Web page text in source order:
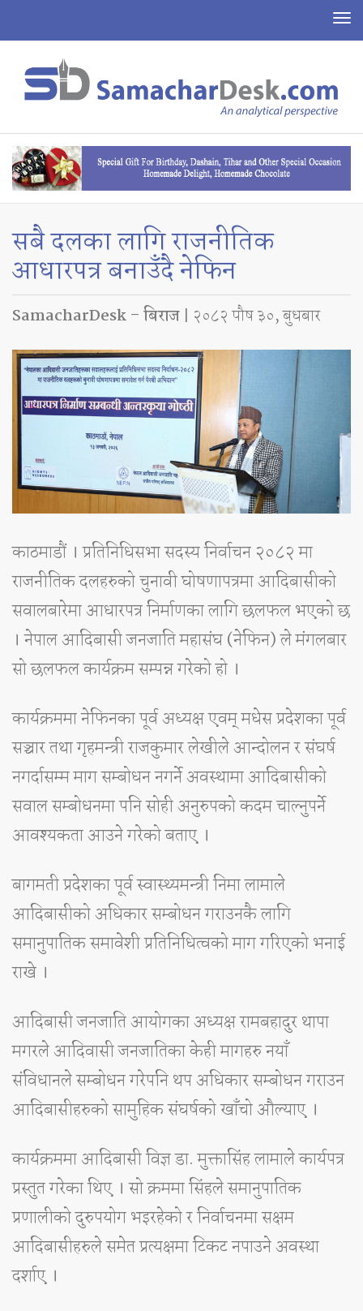
सबै दलका लागि राजनीतिक
आधारपत्र बनाउँदै नेफिन
SamacharDesk – बिराज | २०८२ पौष ३०, बुधबार
काठमाडौं । प्रतिनिधिसभा सदस्य निर्वाचन २०८२ मा
राजनीतिक दलहरुको चुनावी घोषणापत्रमा आदिबासीको
सवालबारेमा आधारपत्र निर्माणका लागि छलफल भएको छ
। नेपाल आदिबासी जनजाति महासंघ (नेफिन) ले मंगलबार
सो छलफल कार्यक्रम सम्पन्न गरेको हो ।
कार्यक्रममा नेफिनका पूर्व अध्यक्ष एवम् मधेस प्रदेशका पूर्व
सञ्चार तथा गृहमन्त्री राजकुमार लेखीले आन्दोलन र संघर्ष
नगर्दासम्म माग सम्बोधन नगर्ने अवस्थामा आदिबासीको
सवाल सम्बोधनमा पनि सोही अनुरुपको कदम चाल्नुपर्ने
आवश्यकता आउने गरेको बताए ।
बागमती प्रदेशका पूर्व स्वास्थ्यमन्त्री निमा लामाले
आदिबासीको अधिकार सम्बोधन गराउनकै लागि
समानुपातिक समावेशी प्रतिनिधित्वको माग गरिएको भनाई
राखे ।
आदिबासी जनजाति आयोगका अध्यक्ष रामबहादुर थापा
मगरले आदिवासी जनजातिका केही मागहरु नयाँ
संविधानले सम्बोधन गरेपनि थप अधिकार सम्बोधन गराउन
आदिबासीहरुको सामुहिक संघर्षको खाँचो औल्याए ।
कार्यक्रममा आदिबासी विज्ञ डा. मुक्तासिंह लामाले कार्यपत्र
प्रस्तुत गरेका थिए । सो क्रममा सिंहले समानुपातिक
प्रणालीको दुरुपयोग भइरहेको र निर्वाचनमा सक्षम
आदिबासीहरुले समेत प्रत्यक्षमा टिकट नपाउने अवस्था
दर्शाए ।